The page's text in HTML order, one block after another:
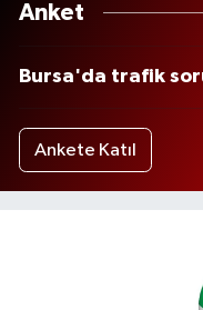
Anket
Bursa'da trafik
Ankete Katıl